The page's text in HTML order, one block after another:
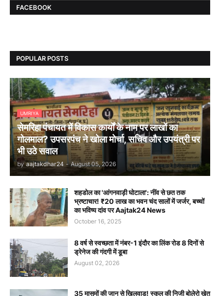
FACEBOOK
POPULAR POSTS
UMRIYA
सेमरिहा पंचायत में विकास कार्यों के नाम पर लाखों का
गोलमाल? उपसरपंच ने खोला मोर्चा, सचिव और उपयंत्री पर
भी उठे सवाल
by aajtakdhar24 - August 05, 2026
शहडोल का 'आंगनवाड़ी घोटाला': नींव से छत तक
भ्रष्टाचार! ₹20 लाख का भवन चंद सालों में जर्जर, बच्चों
का भविष्य दांव पर Aajtak24 News
October 16, 2025
8 वर्ष से स्वच्छता में नंबर-1 इंदौर का लिंक रोड 8 दिनों से
ड्रेनेज की गंदगी में डूबा
August 02, 2026
35 मासूमों की जान से खिलवाड़! स्कूल की निजी बोलेरो खेत